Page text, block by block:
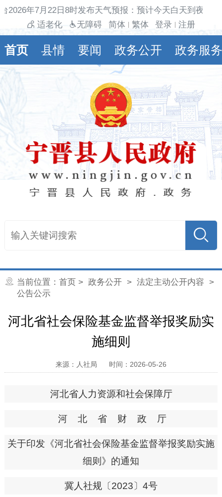
年7月22日8时发布天气预报：预计今天白天到夜间
适老化
无障碍 简体 繁体 登录 注册
首页 县情 要闻 政务公开 政务服务
当前位置： 首页 > 政务公开> 法定主动公开内容 >
公告公示
河北省社会保险基金监督举报奖励实
施细则
来源：人社局 时间：2026-05-26
河北省人力资源和社会保障厅
河北省财政厅
关于印发《河北省社会保险基金监督举报奖励实施
细则》的通知
冀人社规〔 2023〕4号